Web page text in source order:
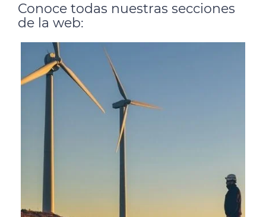
Conoce todas nuestras secciones
de la web: